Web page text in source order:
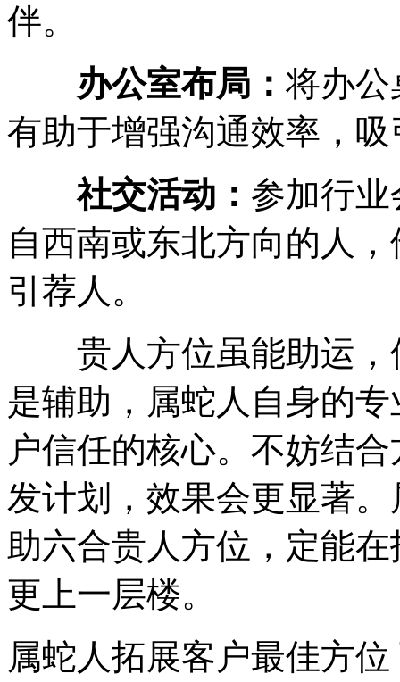
伴。
办公室布局： 将办公
有助于增强沟通效率，
社交活动： 参加行
自西南或东北方向的人
引荐人。
贵人方位虽能助运，
是辅助，属蛇人自身的
户信任的核心。不妨结
发计划，效果会更显著
助六合贵人方位，定能
更上一层楼。
属蛇人拓展客户最佳方